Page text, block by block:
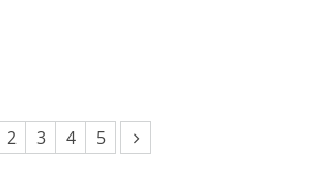
Seite
2 3 4 5 Nächste Seite